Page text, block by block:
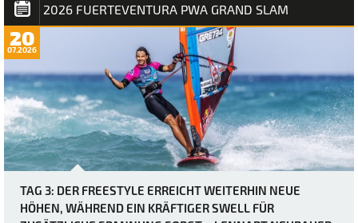
2026 FUERTEVENTURA PWA GRAND SLAM
20
07.2026
TAG 3: DER FREESTYLE ERREICHT WEITERHIN NEUE
HÖHEN, WÄHREND EIN KRÄFTIGER SWELL FÜR